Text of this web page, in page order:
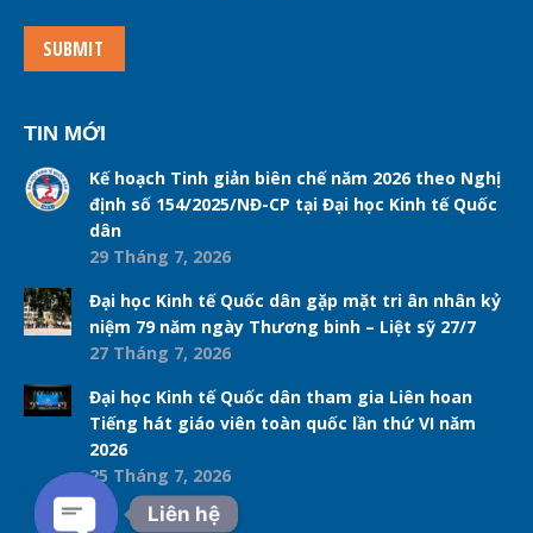
SUBMIT
TIN MỚI
Kế hoạch Tinh giản biên chế năm 2026 theo Nghị
định số 154/2025/NĐ-CP tại Đại học Kinh tế Quốc
dân
29 Tháng 7, 2026
Đại học Kinh tế Quốc dân gặp mặt tri ân nhân kỷ
niệm 79 năm ngày Thương binh – Liệt sỹ 27/7
27 Tháng 7, 2026
Đại học Kinh tế Quốc dân tham gia Liên hoan
Tiếng hát giáo viên toàn quốc lần thứ VI năm
2026
25 Tháng 7, 2026
Liên hệ